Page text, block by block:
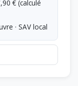
€ (calculé
· SAV local